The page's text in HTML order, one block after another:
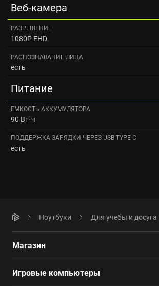
Веб-камера
РАЗРЕШЕНИЕ
1080P FHD
РАСПОЗНАВАНИЕ ЛИЦА
есть
Питание
ЕМКОСТЬ АККУМУЛЯТОРА
90 Вт·ч
ПОДДЕРЖКА ЗАРЯДКИ ЧЕРЕЗ USB TYPE-C
есть
Ноутбуки Для учебы и досуга
Магазин
Игровые компьютеры